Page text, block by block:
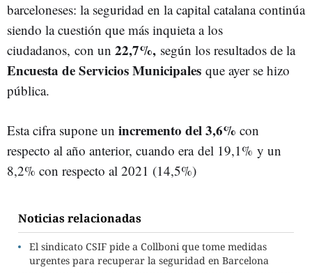
barceloneses: la seguridad en la capital catalana continúa
siendo la cuestión que más inquieta a los
ciudadanos, con un 22,7%, según los resultados de la
Encuesta de Servicios Municipales que ayer se hizo
pública.
Esta cifra supone un incremento del 3,6% con
respecto al año anterior, cuando era del 19,1% y un
8,2% con respecto al 2021 (14,5%)
Noticias relacionadas
El sindicato CSIF pide a Collboni que tome medidas
urgentes para recuperar la seguridad en Barcelona